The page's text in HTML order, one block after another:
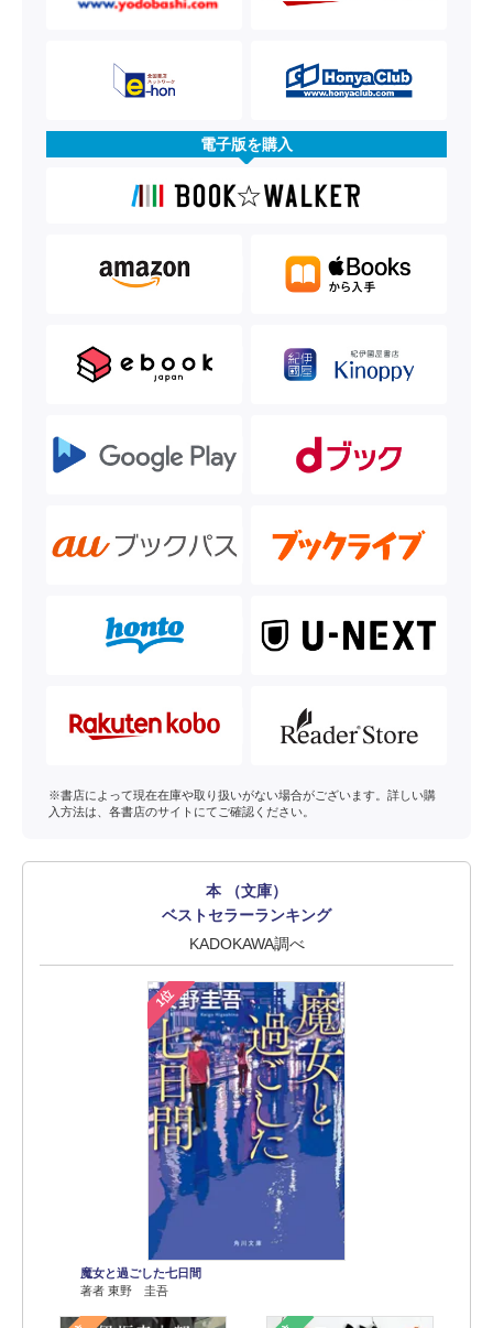
電子版を購入
※書店によって現在在庫や取り扱いがない場合がございます。詳しい購
入方法は、各書店のサイトにてご確認ください。
本 （文庫）
ベストセラーランキング
KADOKAWA調べ
1位
魔女と過ごした七日間
著者 東野 圭吾